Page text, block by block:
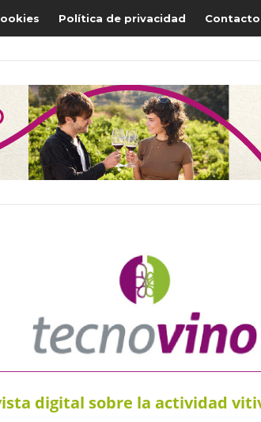
Política de privacidad Contacto
digital sobre la actividad